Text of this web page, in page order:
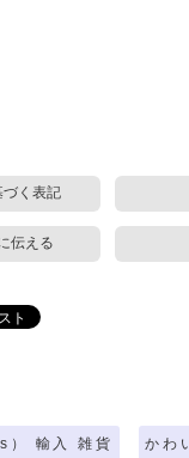
づく表記
伝える
） 輸入 雑貨 かわ